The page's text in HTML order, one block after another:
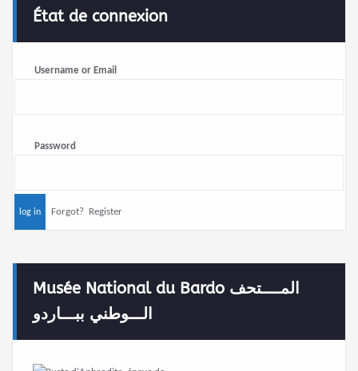
État de connexion
Username or Email
Password
Forgot? Register
Musée National du Bardo المــــتحف
الـــوطني ببـــاردو